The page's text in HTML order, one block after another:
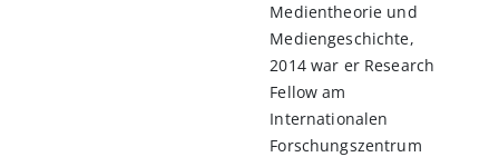
Medientheorie und
Mediengeschichte,
2014 war er Research
Fellow am
Internationalen
Forschungszentrum